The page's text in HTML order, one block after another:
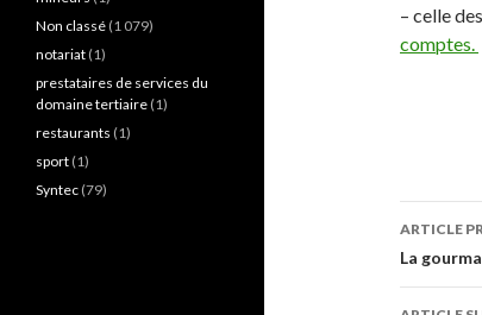
– celle des
comptes.
des
ARTICLE
La
Non classé (1 079)
notariat (1)
prestataires de services du
domaine tertiaire (1)
restaurants (1)
sport (1)
Syntec (79)